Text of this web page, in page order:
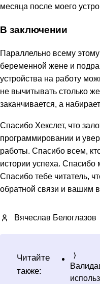
месяца после моего
В заключении
Параллельно всему
беременной жене и
устройства на работу
не вычитывать столько
заканчивается, а
Спасибо Хекслет, что
программировании и
работы. Спасибо всем,
истории успеха. Спасибо
Спасибо тебе читатель,
обратной связи и вашим
Вячеслав Белоглазов
Читайте
также: